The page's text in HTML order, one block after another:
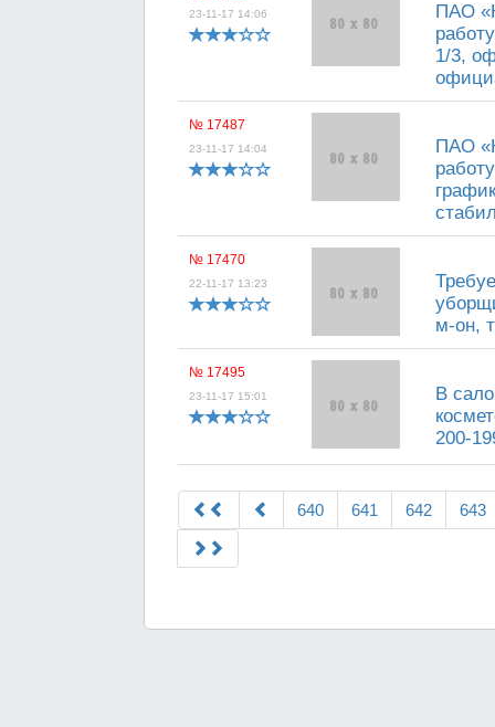
23-11-17 14:06
ПАО
1/3,
№ 17487
23-11-17 14:04
ПАО
№ 17470
22-11-17 13:23
м-он,
№ 17495
23-11-17 15:01
В
200-
640 641 642 643